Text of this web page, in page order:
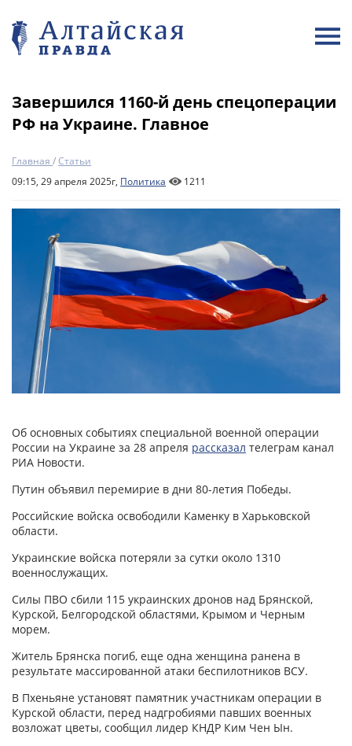
Завершился 1160-й день спецоперации
РФ на Украине. Главное
Главная /Статьи
09:15, 29 апреля 2025г, Политика 1211
Об основных событиях специальной военной операции
России на Украине за 28 апреля рассказал телеграм канал
РИА Новости.
Путин объявил перемирие в дни 80-летия Победы.
Российские войска освободили Каменку в Харьковской
области.
Украинские войска потеряли за сутки около 1310
военнослужащих.
Силы ПВО сбили 115 украинских дронов над Брянской,
Курской, Белгородской областями, Крымом и Черным
морем.
Житель Брянска погиб, еще одна женщина ранена в
результате массированной атаки беспилотников ВСУ.
В Пхеньяне установят памятник участникам операции в
Курской области, перед надгробиями павших военных
возложат цветы, сообщил лидер КНДР Ким Чен Ын.